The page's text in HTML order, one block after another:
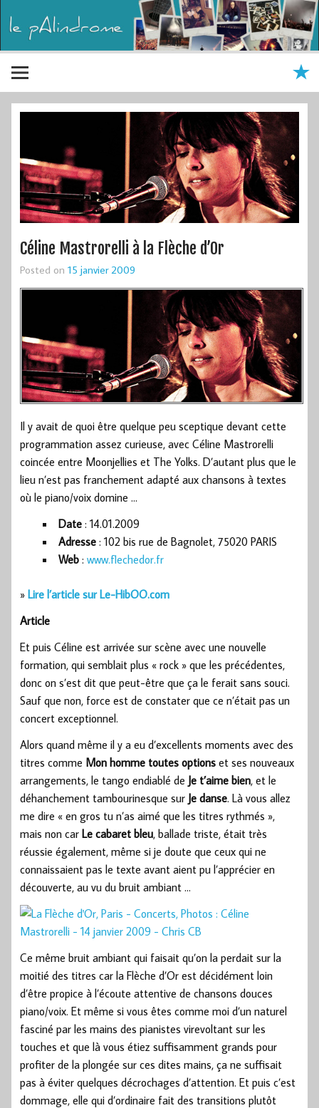
Céline Mastrorelli à la Flèche d’Or
Posted on 15 janvier 2009
Il y avait de quoi être quelque peu sceptique devant cette
programmation assez curieuse, avec Céline Mastrorelli
coincée entre Moonjellies et The Yolks. D’autant plus que le
lieu n’est pas franchement adapté aux chansons à textes
où le piano/voix domine …
Date : 14.01.2009
Adresse : 102 bis rue de Bagnolet, 75020 PARIS
Web : www.flechedor.fr
» Lire l’article sur Le-HibOO.com
Article
Et puis Céline est arrivée sur scène avec une nouvelle
formation, qui semblait plus « rock » que les précédentes,
donc on s’est dit que peut-être que ça le ferait sans souci.
Sauf que non, force est de constater que ce n’était pas un
concert exceptionnel.
Alors quand même il y a eu d’excellents moments avec des
titres comme Mon homme toutes options et ses nouveaux
arrangements, le tango endiablé de Je t’aime bien, et le
déhanchement tambourinesque sur Je danse. Là vous allez
me dire « en gros tu n’as aimé que les titres rythmés »,
mais non car Le cabaret bleu, ballade triste, était très
réussie également, même si je doute que ceux qui ne
connaissaient pas le texte avant aient pu l’apprécier en
découverte, au vu du bruit ambiant …
Ce même bruit ambiant qui faisait qu’on la perdait sur la
moitié des titres car la Flèche d’Or est décidément loin
d’être propice à l’écoute attentive de chansons douces
piano/voix. Et même si vous êtes comme moi d’un naturel
fasciné par les mains des pianistes virevoltant sur les
touches et que là vous étiez suffisamment grands pour
profiter de la plongée sur ces dites mains, ça ne suffisait
pas à éviter quelques décrochages d’attention. Et puis c’est
dommage, elle qui d’ordinaire fait des transitions plutôt